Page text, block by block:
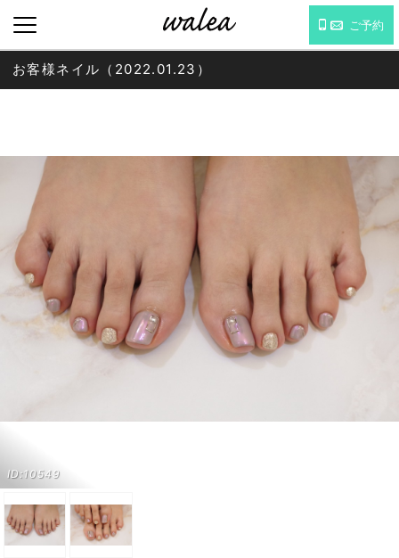
ご予約
ID:10549
お客様ネイル（2022.01.23）